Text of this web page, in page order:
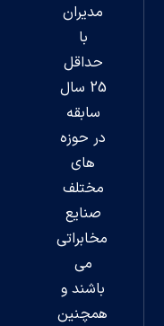
مدیران
با
حداقل
25 سال
سابقه
در حوزه
های
مختلف
صنایع
مخابراتی
می
باشند و
همچنین